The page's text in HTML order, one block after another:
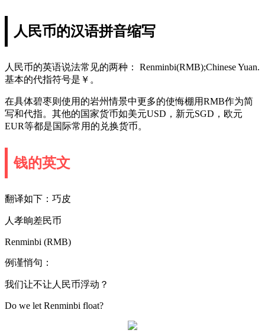
人民币的汉语拼音缩写
人民币的英语说法常见的两种： Renminbi(RMB);Chinese Yuan.
基本的代指符号是￥。
在具体碧枣则使用的岩州情景中更多的使悔棚用RMB作为简
写和代指。其他的国家货币如美元USD，新元SGD，欧元
EUR等都是国际常用的兑换货币。
钱的英文
翻译如下：巧皮
人孝晌差民币
Renminbi (RMB)
例谨悄句：
我们让不让人民币浮动？
Do we let Renminbi float?